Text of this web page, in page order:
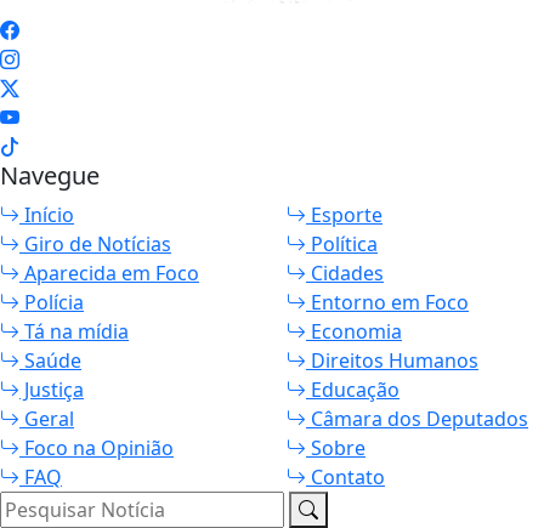
Navegue
Início
Esporte
Giro de Notícias
Política
Aparecida em Foco
Cidades
Polícia
Entorno em Foco
Tá na mídia
Economia
Saúde
Direitos Humanos
Justiça
Educação
Geral
Câmara dos Deputados
Foco na Opinião
Sobre
FAQ
Contato
Pesquisar Notícia